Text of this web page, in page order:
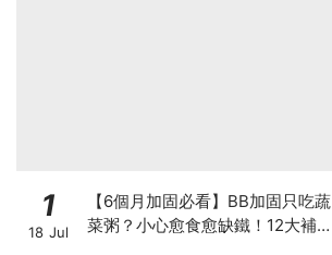
1
18 Jul
【6個月加固必看】BB加固只吃蔬
菜粥？小心愈食愈缺鐵！12大補鐵